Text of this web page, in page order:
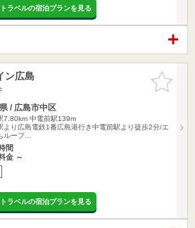
ラベルの宿泊プランを見る
お気に入
りに追加
ン広島
/ 広島市中区
7.80km 中電前駅139m
より広島電鉄1番広島港行き中電前駅より徒歩2分/エ
ループ…
間
金 ～
ラベルの宿泊プランを見る